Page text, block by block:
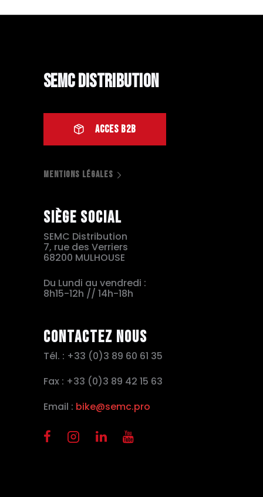
SEMC Distribution
ACCES B2B
MENTIONS LÉGALES
Siège social
SEMC Distribution
7, rue des Verriers
68200 MULHOUSE
Du Lundi au vendredi :
8h15-12h // 14h-18h
Contactez nous
Tél. : +33 (0)3 89 60 61 35
Fax : +33 (0)3 89 42 15 63
Email : bike@semc.pro